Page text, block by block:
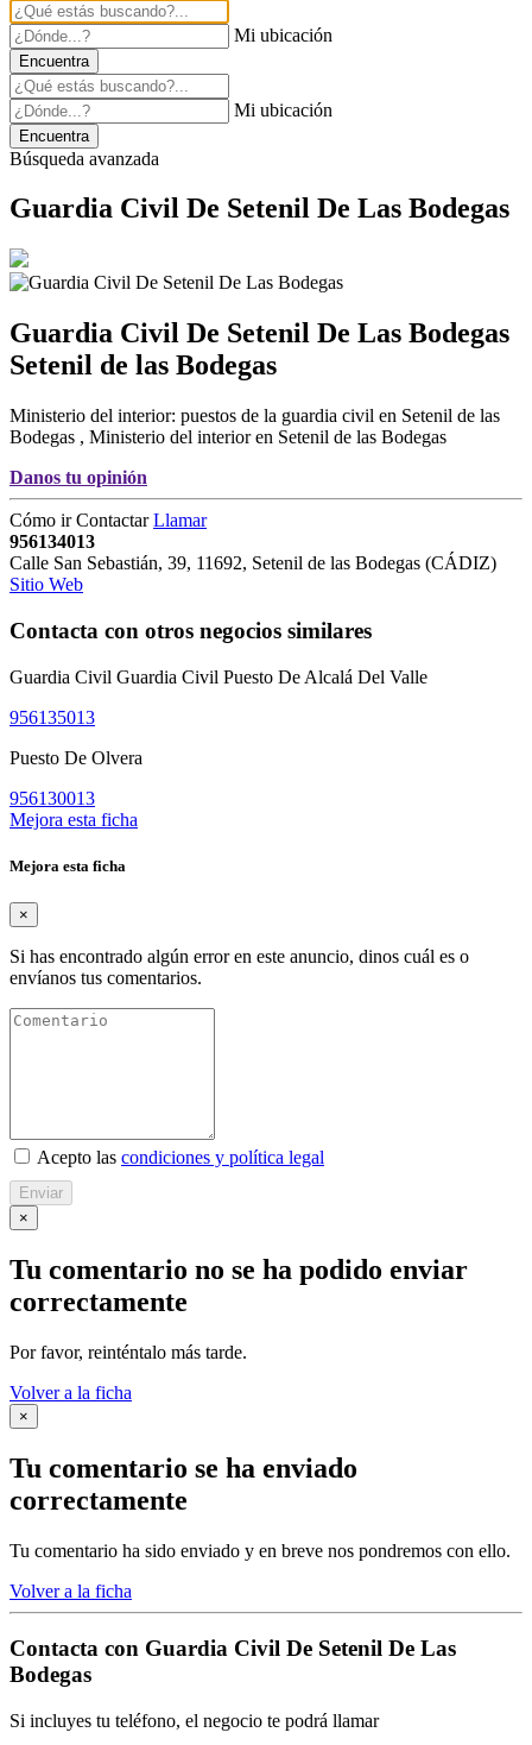
Mi ubicación
Encuentra
Mi ubicación
Encuentra
Búsqueda avanzada
Guardia Civil De Setenil De Las Bodegas
Guardia Civil De Setenil De Las Bodegas
Setenil de las Bodegas
Ministerio del interior: puestos de la guardia civil en Setenil de las
Bodegas , Ministerio del interior en Setenil de las Bodegas
Danos tu opinión
Cómo irContactarLlamar
956134013
Calle San Sebastián, 39, 11692, Setenil de las Bodegas (CÁDIZ)
Sitio Web
Contacta con otros negocios similares
Guardia Civil Guardia Civil Puesto De Alcalá Del Valle
956135013
Puesto De Olvera
956130013
Mejora esta ficha
Mejora esta ficha
×
Si has encontrado algún error en este anuncio, dinos cuál es o
envíanos tus comentarios.
Acepto las condiciones y política legal
Enviar
×
Tu comentario no se ha podido enviar
correctamente
Por favor, reinténtalo más tarde.
Volver a la ficha
×
Tu comentario se ha enviado
correctamente
Tu comentario ha sido enviado y en breve nos pondremos con ello.
Volver a la ficha
Contacta con Guardia Civil De Setenil De Las
Bodegas
Si incluyes tu teléfono, el negocio te podrá llamar